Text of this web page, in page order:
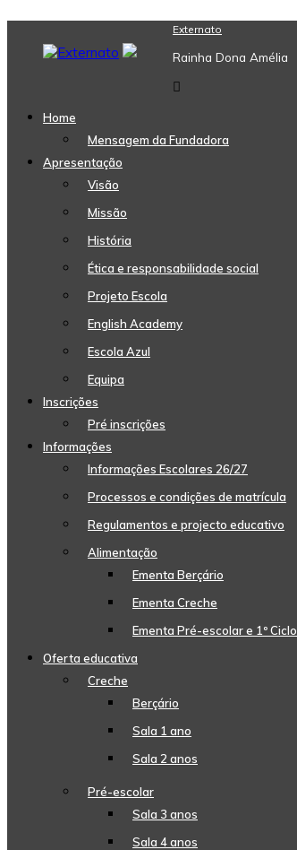
content
Externato
Rainha Dona Amélia
Home
Mensagem da Fundadora
Apresentação
Visão
Missão
História
Ética e responsabilidade social
Projeto Escola
English Academy
Escola Azul
Equipa
Inscrições
Pré inscrições
Informações
Informações Escolares 26/27
Processos e condições de matrícula
Regulamentos e projecto educativo
Alimentação
Ementa Berçário
Ementa Creche
Ementa Pré-escolar e 1º Ciclo
Oferta educativa
Creche
Berçário
Sala 1 ano
Sala 2 anos
Pré-escolar
Sala 3 anos
Sala 4 anos